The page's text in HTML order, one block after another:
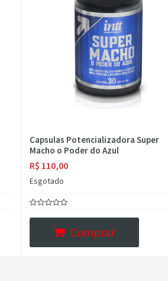
Capsulas Potencializadora Super
Macho o Poder do Azul
R$ 110,00
Esgotado
Comprar